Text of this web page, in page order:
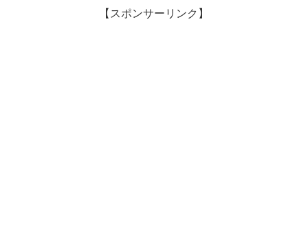
【スポンサーリンク】